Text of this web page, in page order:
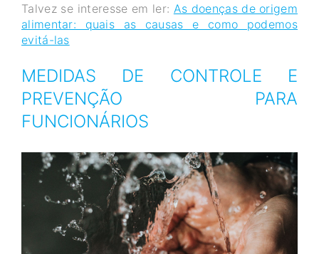
Talvez se interesse em ler: As doenças de origem
alimentar: quais as causas e como podemos
evitá-las
MEDIDAS DE CONTROLE E
PREVENÇÃO PARA
FUNCIONÁRIOS